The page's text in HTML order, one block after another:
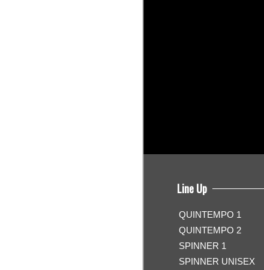
Line Up
QUINTEMPO 1
QUINTEMPO 2
SPINNER 1
SPINNER UNISEX